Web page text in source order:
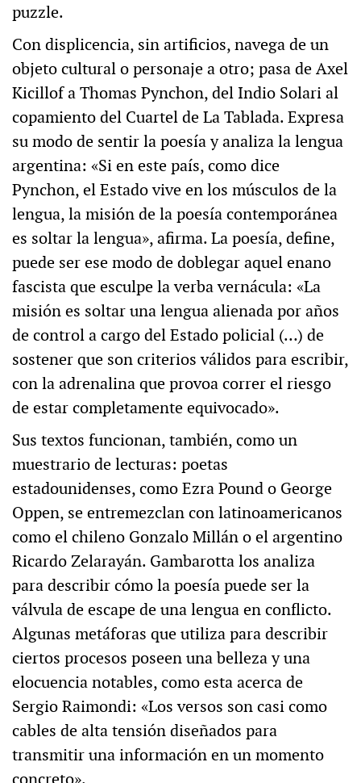
puzzle.
Con displicencia, sin artificios, navega de un
objeto cultural o personaje a otro; pasa de Axel
Kicillof a Thomas Pynchon, del Indio Solari al
copamiento del Cuartel de La Tablada. Expresa
su modo de sentir la poesía y analiza la lengua
argentina: «Si en este país, como dice
Pynchon, el Estado vive en los músculos de la
lengua, la misión de la poesía contemporánea
es soltar la lengua», afirma. La poesía, define,
puede ser ese modo de doblegar aquel enano
fascista que esculpe la verba vernácula: «La
misión es soltar una lengua alienada por años
de control a cargo del Estado policial (…) de
sostener que son criterios válidos para escribir,
con la adrenalina que provoa correr el riesgo
de estar completamente equivocado».
Sus textos funcionan, también, como un
muestrario de lecturas: poetas
estadounidenses, como Ezra Pound o George
Oppen, se entremezclan con latinoamericanos
como el chileno Gonzalo Millán o el argentino
Ricardo Zelarayán. Gambarotta los analiza
para describir cómo la poesía puede ser la
válvula de escape de una lengua en conflicto.
Algunas metáforas que utiliza para describir
ciertos procesos poseen una belleza y una
elocuencia notables, como esta acerca de
Sergio Raimondi: «Los versos son casi como
cables de alta tensión diseñados para
transmitir una información en un momento
concreto».